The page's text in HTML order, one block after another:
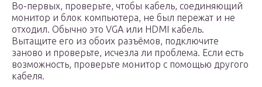
Во-первых, проверьте, чтобы кабель, соединяющий
монитор и блок компьютера, не был пережат и не
отходил. Обычно это VGA или HDMI кабель.
Вытащите его из обоих разъёмов, подключите
заново и проверьте, исчезла ли проблема. Если есть
возможность, проверьте монитор с помощью другого
кабеля.